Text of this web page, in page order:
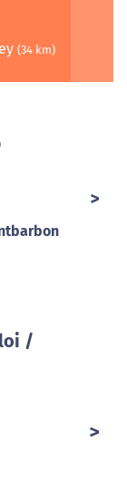
(34 km)
/